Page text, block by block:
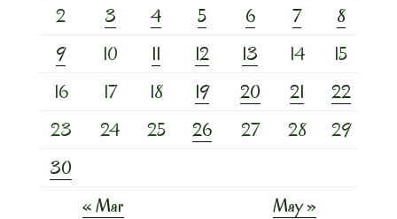
2
3 4 5 6 7
8
9
10 11 12 13 14
15
16
17 18 19 20 21
22
23
24 25 26 27 28
29
30
« Mar
May »